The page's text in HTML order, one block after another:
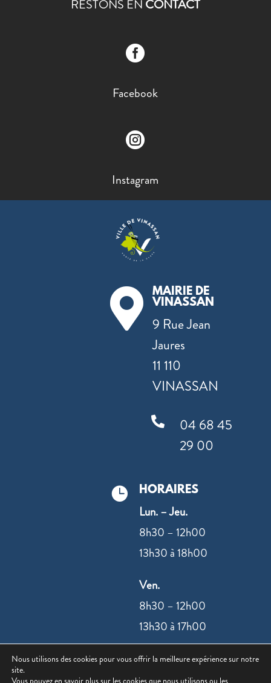
RESTONS EN CONTACT

Facebook

Instagram

MAIRIE DE
VINASSAN
9 Rue Jean
Jaures
11 110
VINASSAN

04 68 45
29 00
 HORAIRES
Lun. – Jeu.
8h30 – 12h00
13h30 à 18h00
Ven.
8h30 – 12h00
13h30 à 17h00
NOUS CONTACTER
Nous utilisons des cookies pour vous offrir la meilleure expérience sur notre
site.
Vous pouvez en savoir plus sur les cookies que nous utilisons ou les